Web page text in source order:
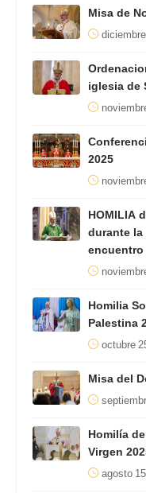
Misa de
iglesia de
2025
HOMILIA
durante
Homilia
Palestina
octubre
Misa del
Homilía
Virgen
agosto